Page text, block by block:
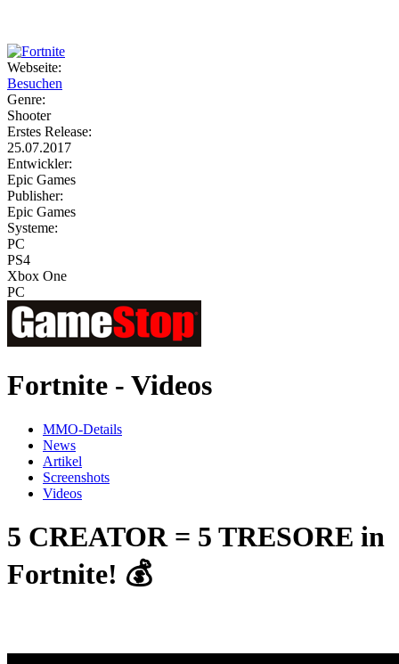
Webseite:
Besuchen
Genre:
Shooter
Erstes Release:
25.07.2017
Entwickler:
Epic Games
Publisher:
Epic Games
Systeme:
PC
PS4
Xbox One
PC
Fortnite - Videos
MMO-Details
News
Artikel
Screenshots
Videos
5 CREATOR = 5 TRESORE in
Fortnite! 💰